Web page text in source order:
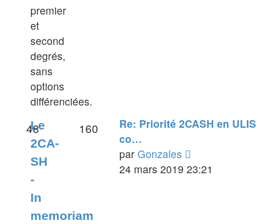
premier
et
second
degrés,
sans
options
différenciées.
Le
2CA-
SH
-
In
memoriam
48 160
Re: Priorité 2CASH en ULIS
co…
par Gonzales
le
24 mars 2019 23:21